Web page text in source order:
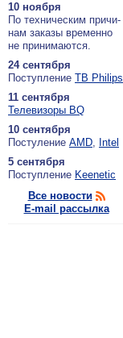
10 ноября
По тех­ни­че­ским при­чи­
нам за­ка­зы вре­мен­но
не при­ни­ма­ют­ся.
24 сентября
По­ступ­ле­ние ТВ Philips
11 сентября
Теле­ви­зо­ры BQ
10 сентября
По­сту­ле­ние AMD, Intel
5 сентября
По­ступ­ле­ние Keenetic
Все новости
E-mail рассылка